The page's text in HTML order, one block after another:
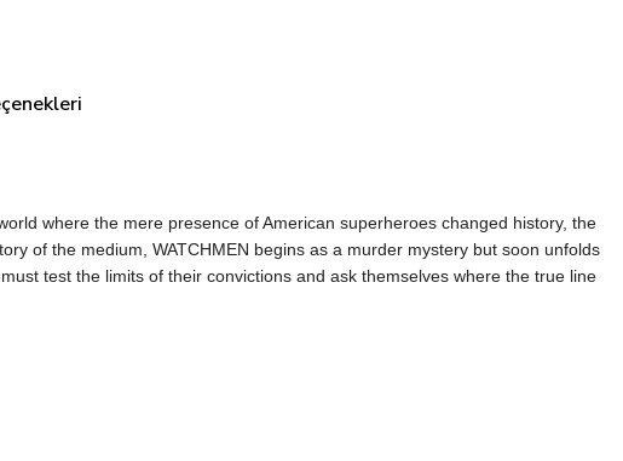
where the mere presence of American superheroes changed history, the
of the medium, WATCHMEN begins as a murder mystery but soon unfolds
test the limits of their convictions and ask themselves where the true line